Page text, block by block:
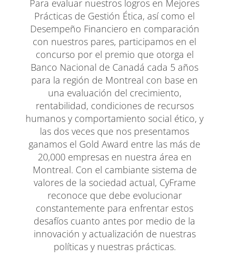
Para evaluar nuestros logros en Mejores
Prácticas de Gestión Ética, así como el
Desempeño Financiero en comparación
con nuestros pares, participamos en el
concurso por el premio que otorga el
Banco Nacional de Canadá cada 5 años
para la región de Montreal con base en
una evaluación del crecimiento,
rentabilidad, condiciones de recursos
humanos y comportamiento social ético, y
las dos veces que nos presentamos
ganamos el Gold Award entre las más de
20,000 empresas en nuestra área en
Montreal. Con el cambiante sistema de
valores de la sociedad actual, CyFrame
reconoce que debe evolucionar
constantemente para enfrentar estos
desafíos cuanto antes por medio de la
innovación y actualización de nuestras
políticas y nuestras prácticas.